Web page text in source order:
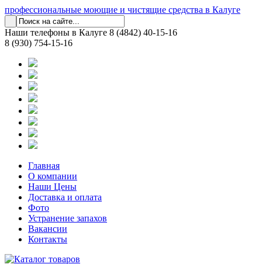
профессиональные моющие и чистящие средства в Калуге
Наши телефоны в Калуге 8 (4842) 40-15-16
8 (930) 754-15-16
Главная
О компании
Наши Цены
Доставка и оплата
Фото
Устранение запахов
Вакансии
Контакты